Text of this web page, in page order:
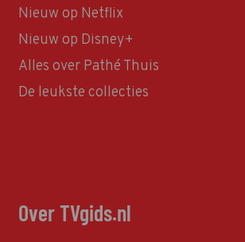
Nieuw op Netflix
Nieuw op Disney+
Alles over Pathé Thuis
De leukste collecties
Over TVgids.nl